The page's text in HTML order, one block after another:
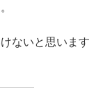
ないと思います